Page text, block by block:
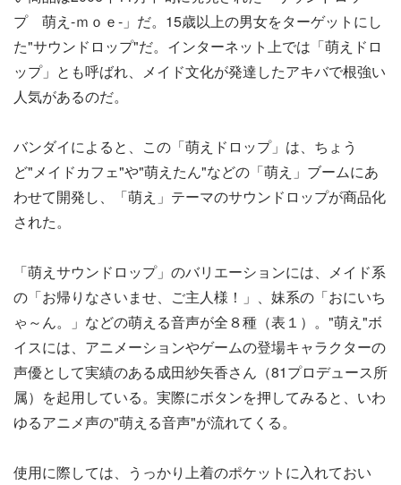
プ 萌え-ｍｏｅ-」だ。15歳以上の男女をターゲットにし
た"サウンドロップ"だ。インターネット上では「萌えドロ
ップ」とも呼ばれ、メイド文化が発達したアキバで根強い
人気があるのだ。
バンダイによると、この「萌えドロップ」は、ちょう
ど"メイドカフェ"や"萌えたん"などの「萌え」ブームにあ
わせて開発し、「萌え」テーマのサウンドロップが商品化
された。
「萌えサウンドロップ」のバリエーションには、メイド系
の「お帰りなさいませ、ご主人様！」、妹系の「おにいち
ゃ～ん。」などの萌える音声が全８種（表１）。"萌え"ボ
イスには、アニメーションやゲームの登場キャラクターの
声優として実績のある成田紗矢香さん（81プロデュース所
属）を起用している。実際にボタンを押してみると、いわ
ゆるアニメ声の"萌える音声"が流れてくる。
使用に際しては、うっかり上着のポケットに入れておい